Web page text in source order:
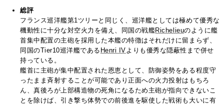
総評
フランス巡洋艦第1ツリーと同じく、巡洋艦としては極めて優秀な
機動性に十分な対空火力を備え、同国の戦艦Richelieuのように艦
首集中配置の主砲を採用した本艦の特徴はそれだけに留まらず、
同国のTier10巡洋艦である Henri IVよりも優秀な隠蔽性まで併せ
持っている。
艦首に主砲が集中配置された恩恵として、防御姿勢をある程度守
ったまま斉射することが可能であり正面への火力投射はもちろ
ん、真後ろが上部構造物の死角になるため主砲が指向できないこ
とを除けば、引き撃ち体勢での前後進を駆使した戦術も大いに有